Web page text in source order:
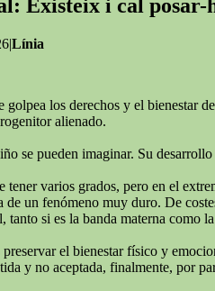
Existeix i cal posar-
Línia
golpea los derechos y el bienestar
alienado.
se pueden imaginar. Su
tener varios grados, pero en el
de un fenómeno muy duro. De
tanto si es la banda materna como
el bienestar físico y
y no aceptada, finalmente, por